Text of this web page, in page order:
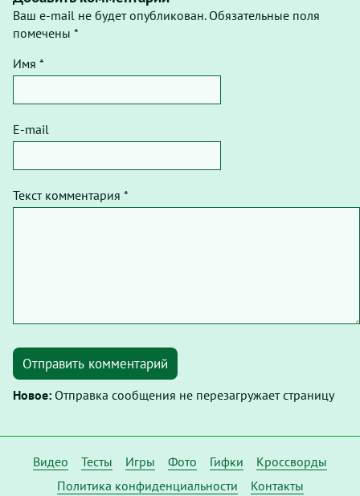
Ваш e-mail не будет опубликован. Обязательные поля
помечены *
Имя *
E-mail
Текст комментария *
Отправить комментарий
Новое: Отправка сообщения не перезагружает страницу
Видео Тесты Игры Фото Гифки
Кроссворды
Политика конфиденциальности
Контакты